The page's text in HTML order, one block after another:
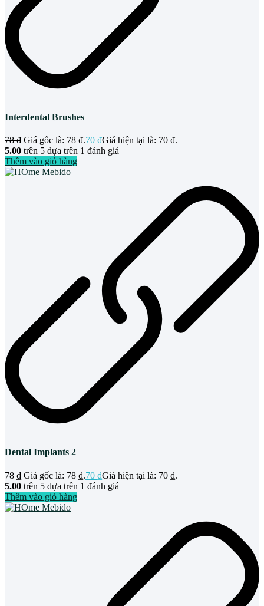
Interdental Brushes
78₫ Giá gốc là: 78 ₫.70 ₫Giá hiện tại là: 70 ₫.
5.00 trên 5 dựa trên 1 đánh giá
Thêm vào giỏ hàng
Dental Implants 2
78₫ Giá gốc là: 78 ₫.70 ₫Giá hiện tại là: 70 ₫.
5.00 trên 5 dựa trên 1 đánh giá
Thêm vào giỏ hàng